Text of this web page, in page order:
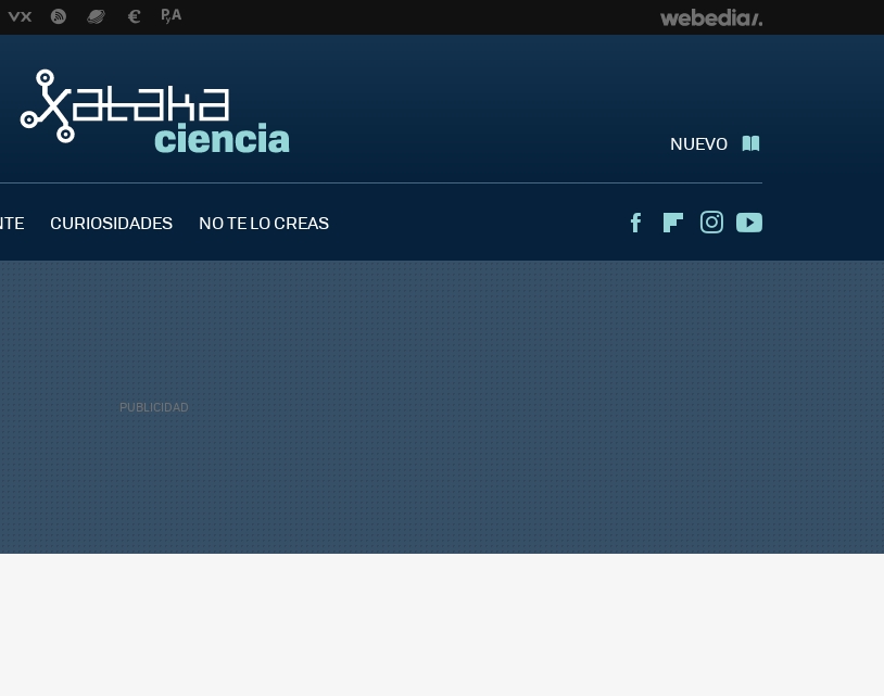
NUEVO
CURIOSIDADES NO TE LO CREAS FacebookFlipboardInstagram